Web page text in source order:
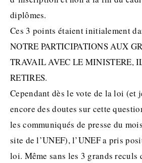
diplômes.
Ces 3 points étaient initialement
NOTRE PARTICIPATIONS AUX
TRAVAIL AVEC LE MINISTERE,
RETIRES.
Cependant dès le vote de la loi (et
encore des doutes sur cette
les communiqués de presse du
site de l’UNEF), l’UNEF a pris
loi. Même sans les 3 grands reculs